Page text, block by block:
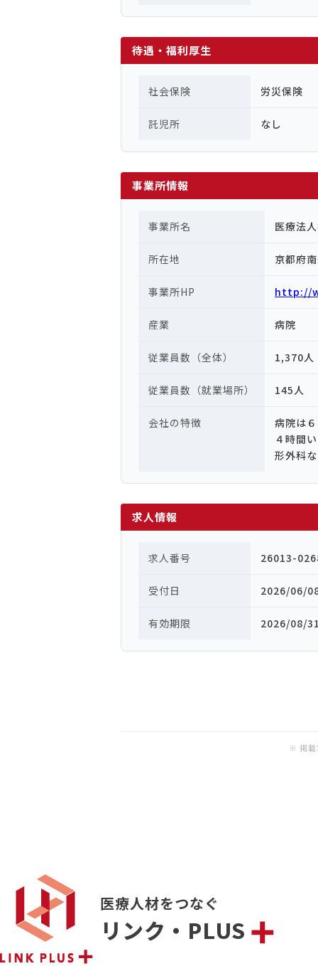
待遇・福利厚生
社会保険 労災保険
託児所 なし
事業所情報
事業所名 医療法
所在地 京都府
事業所HP http://
産業 病院
従業員数（全体） 1,370人
従業員数（就業場所） 145人
会社の特徴
病院は
４時間
形外科
求人情報
求人番号 26013-
受付日 2026/06/
有効期限 2026/08/
※ 掲載
医療人材をつなぐ
リンク・PLUS